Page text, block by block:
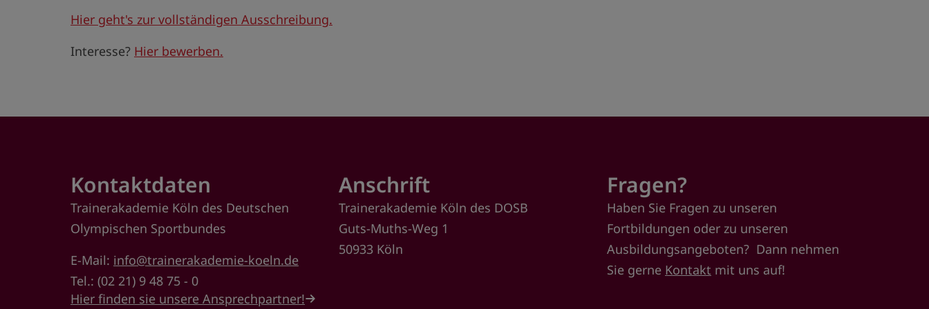
Hier geht's zur vollständigen Ausschreibung.
Interesse? Hier bewerben.
Kontaktdaten
Trainerakademie Köln des Deutschen
Olympischen Sportbundes
E-Mail: info@trainerakademie-koeln.de
Tel.: (02 21) 9 48 75 - 0
Hier finden sie unsere Ansprechpartner!
Anschrift
Trainerakademie Köln des DOSB
Guts-Muths-Weg 1
50933 Köln
Fragen?
Haben Sie Fragen zu unseren
Fortbildungen oder zu unseren
Ausbildungsangeboten? Dann nehmen
Sie gerne Kontakt mit uns auf!